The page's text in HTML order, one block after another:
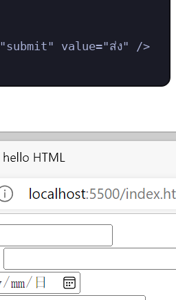
"submit" value="ส่ง"
/>